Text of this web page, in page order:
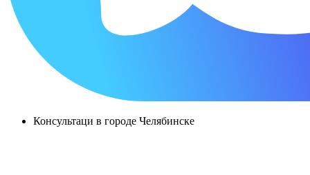
Консультаци в городе Челябинске